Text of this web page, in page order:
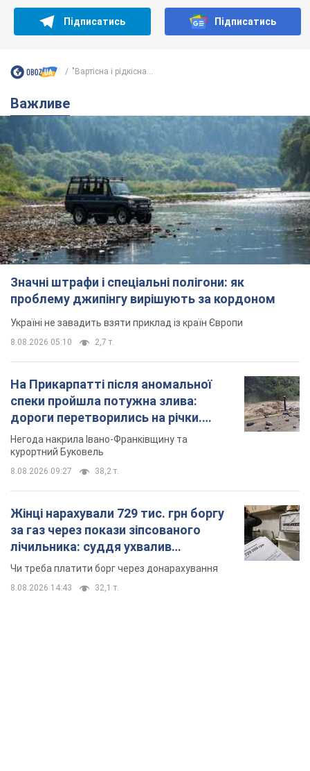
Підписатись Підписатись
"Вартісна і рідкісна...
Важливе
Значні штрафи і спеціальні полігони: як
проблему джипінгу вирішують за кордоном
Україні не завадить взяти приклад із країн Європи
8.08.2026 05:10 2,7 т.
На Прикарпатті після аномальної
спеки пройшла потужна злива:
дороги перетворились на річки.
Відео
Негода накрила Івано-Франківщину та
курортний Буковель
8.08.2026 09:27 38,2 т.
Жінці нарахували 729 тис. грн боргу
за газ через покази зіпсованого
лічильника: суддя ухвалив
неочікуване рішення
Чи треба платити борг через донарахування
8.08.2026 14:43 32,1 т.